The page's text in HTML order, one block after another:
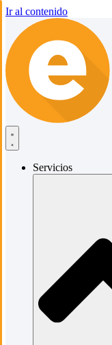
Ir al contenido
Servicios